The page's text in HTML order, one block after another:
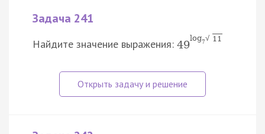
Задача 241
Найдите значение выражения: 49log7√ 11